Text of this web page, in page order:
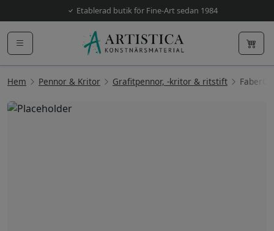
Etablerad butik för Fine-Art sedan 1984
Hem Pennor & Kritor Grafitpennor, -kritor & ritstift